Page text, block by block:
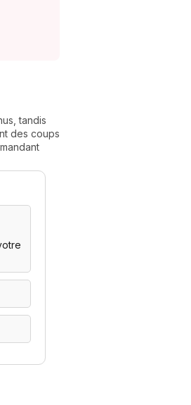
tandis
des coups